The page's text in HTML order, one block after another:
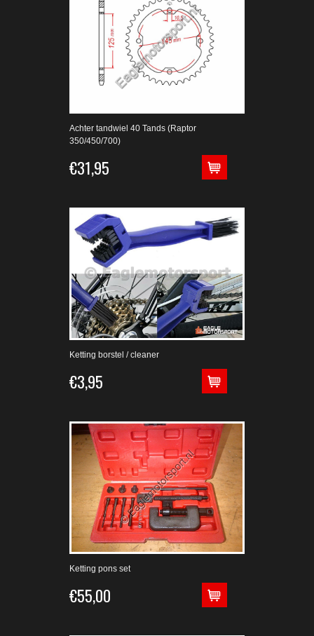
Achter tandwiel 40 Tands (Raptor
350/450/700)
€31,95
Ketting borstel / cleaner
€3,95
Ketting pons set
€55,00